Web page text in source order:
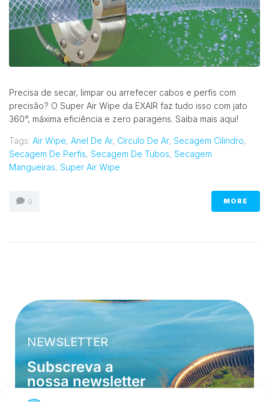
Precisa de secar, limpar ou arrefecer cabos e perfis com
precisão? O Super Air Wipe da EXAIR faz tudo isso com jato
360°, máxima eficiência e zero paragens. Saiba mais aqui!
Tags: Air Wipe, Anel De Ar, Círculo De Ar, Secagem Cilindro,
Secagem De Perfis, Secagem De Tubos, Secagem
Mangueiras, Super Air Wipe
0 MORE
NEWSLETTER
Subscreva a
nossa newsletter